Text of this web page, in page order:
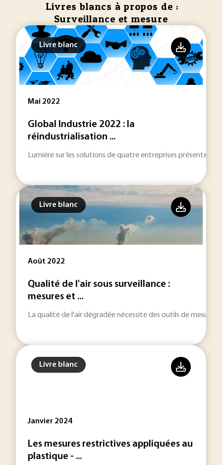
Livres blancs à propos de :
Surveillance et mesure
Livre blanc
Mai 2022
Global Industrie 2022 : la
réindustrialisation ...
Lumière sur les solutions de quatre entreprises présentes au
Livre blanc
Août 2022
Qualité de l'air sous surveillance :
mesures et ...
La qualité de l'air dégradée nécessite des outils de
Livre blanc
Janvier 2024
Les mesures restrictives appliquées au
plastique - ...